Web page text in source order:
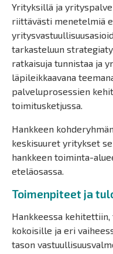
Yrityksillä ja
riittävästi menetelmiä
tarkasteluun
ratkaisuja tunnistaa ja
läpileikkaavana
palveluprosessien
toimitusketjussa.
Hankkeen
keskisuuret yritykset
hankkeen toiminta-
eteläosassa.
Toimenpiteet ja
Hankkeessa
kokoisille ja eri
tason